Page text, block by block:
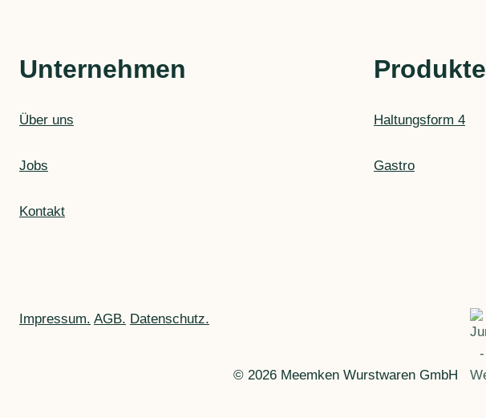
Unternehmen
Über uns
Jobs
Kontakt
Produkte
Haltungsform 4
Gastro
Impressum. AGB. Datenschutz.
© 2026 Meemken Wurstwaren GmbH